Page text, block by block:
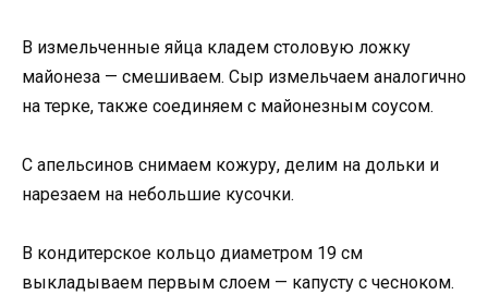
В измельченные яйца кладем столовую ложку
майонеза — смешиваем. Сыр измельчаем аналогично
на терке, также соединяем с майонезным соусом.
С апельсинов снимаем кожуру, делим на дольки и
нарезаем на небольшие кусочки.
В кондитерское кольцо диаметром 19 см
выкладываем первым слоем — капусту с чесноком.